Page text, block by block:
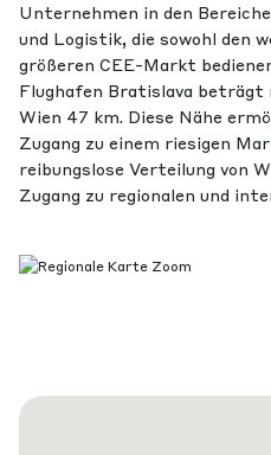
Unternehmen in den
und Logistik, die sowohl den
größeren CEE-Markt
Flughafen Bratislava beträgt
Wien 47 km. Diese Nähe
Zugang zu einem riesigen
reibungslose Verteilung von
Zugang zu regionalen und